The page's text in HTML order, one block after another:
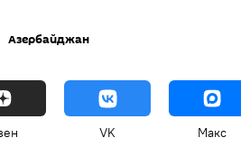
Азербайджан
VK Макс